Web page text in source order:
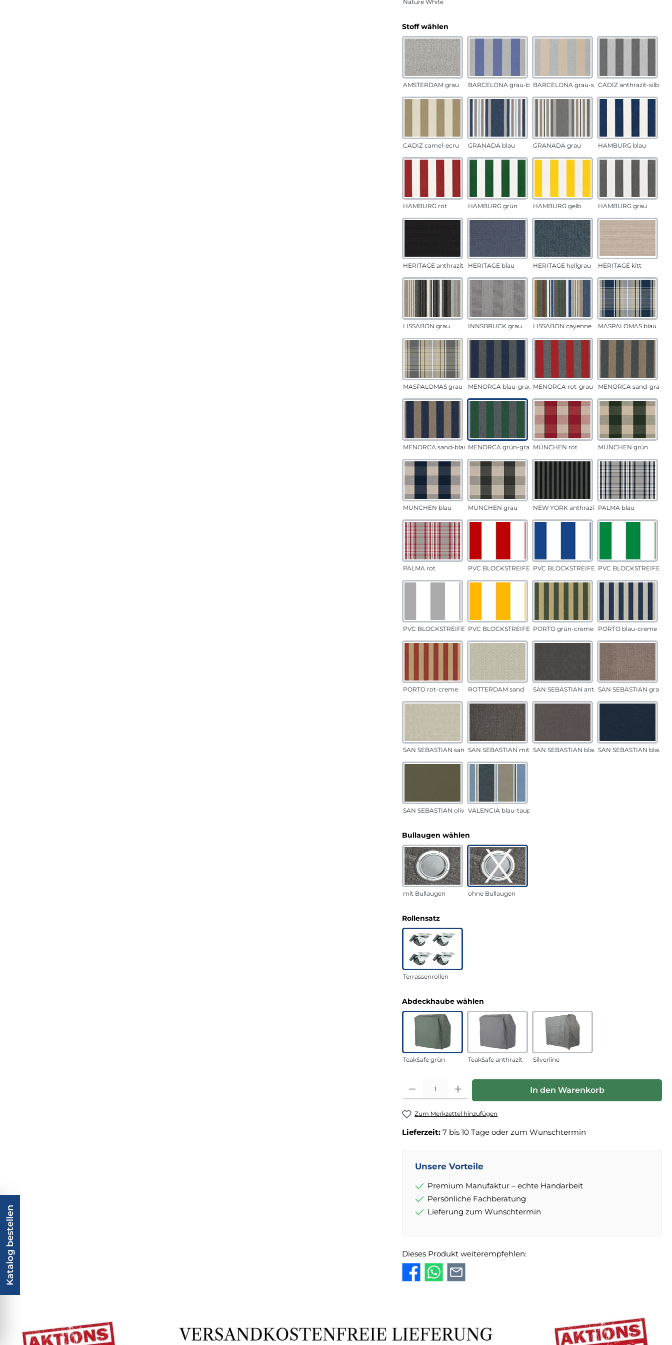
Nature White
Stoff wählen
AMSTERDAM grau BARCELONA grau-blauBARCELONA grau-sandCADÍZ anthrazit-silber
CADÍZ camel-ecru GRANADA blau GRANADA grau HAMBURG blau
HAMBURG rot HAMBURG grün HAMBURG gelb HAMBURG grau
HERITAGE anthrazit HERITAGE blau HERITAGE hellgrau HERITAGE kitt
LISSABON grau INNSBRUCK grau LISSABON cayenne MASPALOMAS blau
MASPALOMAS grau MENORCA blau-grau MENORCA rot-grau MENORCA sand-grau
MENORCA sand-blau MENORCA grün-grau MÜNCHEN rot MÜNCHEN grün
MÜNCHEN blau MÜNCHEN grau NEW YORK anthrazit PALMA blau
PALMA rot PVC BLOCKSTREIFEN rotPVC BLOCKSTREIFEN blauPVC BLOCKSTREIFEN
PVC BLOCKSTREIFEN grauPVC BLOCKSTREIFEN gelbPORTO grün-creme PORTO blau-creme
PORTO rot-creme ROTTERDAM sand SAN SEBASTIAN anthrazitSAN SEBASTIAN grau-
SAN SEBASTIAN sandSAN SEBASTIAN mittelgrauSAN SEBASTIAN blau-sandSAN SEBASTIAN blau
SAN SEBASTIAN oliv VALENCIA blau-taupe
Bullaugen wählen
mit Bullaugen ohne Bullaugen
Rollensatzauswählen
Terrassenrollen
Abdeckhaube wählen
TeakSafe grün TeakSafe anthrazit Silverline
Produkt Anzahl: Gib den gewünschten Wert ein oder benutze die
In den Warenkorb
Zum Merkzettel hinzufügen
Lieferzeit: 7 bis 10 Tage oder zum Wunschtermin
Unsere Vorteile
Premium Manufaktur – echte Handarbeit
Persönliche Fachberatung
Lieferung zum Wunschtermin
Dieses Produkt weiterempfehlen:
Katalog bestellen